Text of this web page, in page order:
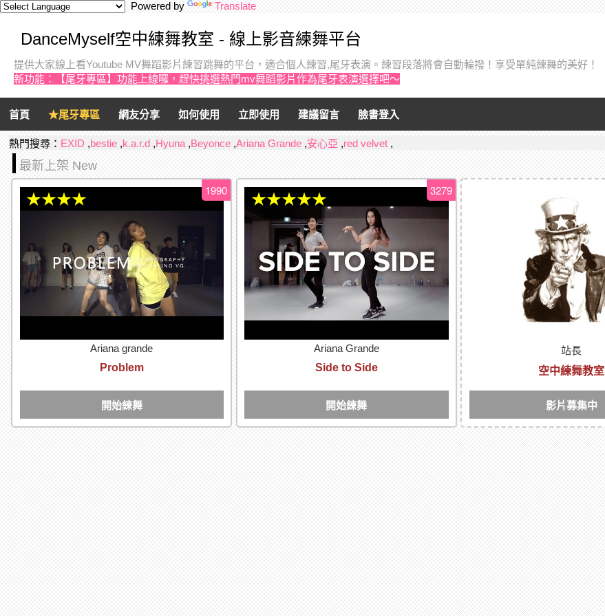
Powered by Translate
DanceMyself空中練舞教室 - 線上影音練舞平台
提供大家線上看Youtube MV舞蹈影片練習跳舞的平台，適合個人練習,尾牙表演。練習段落將會自動輪撥！享受單純練舞的美好！
新功能：【尾牙專區】功能上線囉，趕快挑選熱門mv舞蹈影片作為尾牙表演選擇吧～
首頁 ★尾牙專區 網友分享 如何使用 立即使用 建議留言 臉書登入
熱門搜尋： EXID ,bestie ,k.a.r.d ,Hyuna ,Beyonce ,Ariana Grande ,安心亞 ,red velvet ,
最新上架 New
Ariana grande
Problem
開始練舞
1990
★★★★
Ariana Grande
Side to Side
開始練舞
3279
★★★★★
站長
空中練舞教室
影片募集中